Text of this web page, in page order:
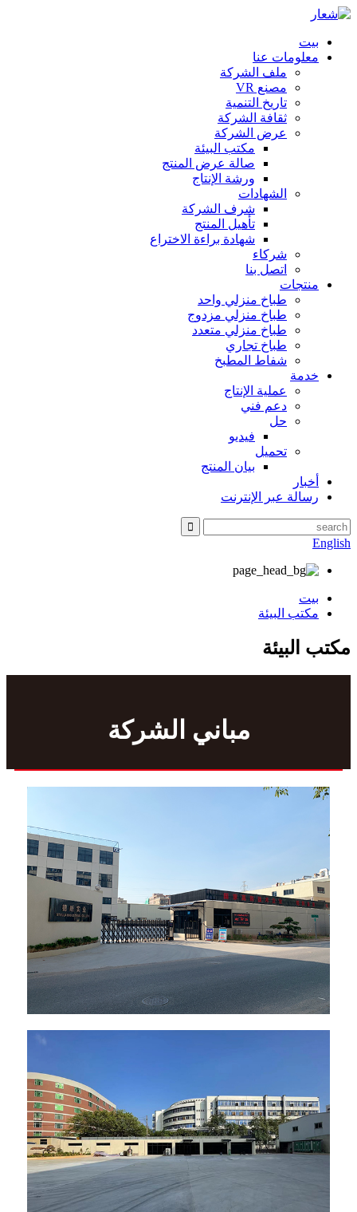
بيت
معلومات عنا
ملف الشركة
مصنع VR
تاريخ التنمية
ثقافة الشركة
عرض الشركة
مكتب البيئة
صالة عرض المنتج
ورشة الإنتاج
الشهادات
شرف الشركة
تأهيل المنتج
شهادة براءة الاختراع
شركاء
اتصل بنا
منتجات
طباخ منزلي واحد
طباخ منزلي مزدوج
طباخ منزلي متعدد
طباخ تجاري
شفاط المطبخ
خدمة
عملية الإنتاج
دعم فني
حل
فيديو
تحميل
بيان المنتج
أخبار
رسالة عبر الإنترنت
English
بيت
مكتب البيئة
مكتب البيئة
مباني الشركة